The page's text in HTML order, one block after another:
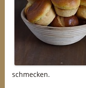
schmecken.